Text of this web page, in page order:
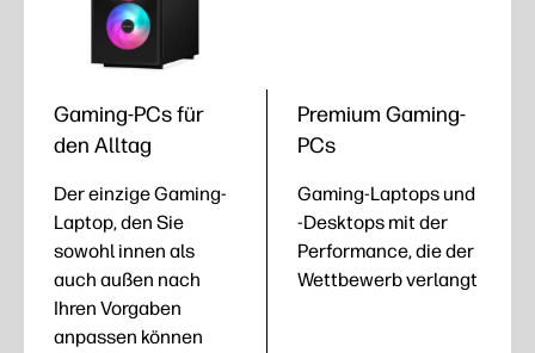
Gaming-PCs für
den Alltag
Premium Gaming-
PCs
Der einzige Gaming-
Laptop, den Sie
sowohl innen als
auch außen nach
Ihren Vorgaben
anpassen können
Gaming-Laptops und
-Desktops mit der
Performance, die der
Wettbewerb verlangt